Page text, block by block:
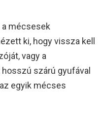
mécsesek
ki, hogy vissza kell
vagy a
szárú gyufával
egyik mécses